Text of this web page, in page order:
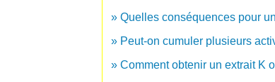
Quelles conséquences pour
Peut-on cumuler plusieurs
Comment obtenir un extrait K